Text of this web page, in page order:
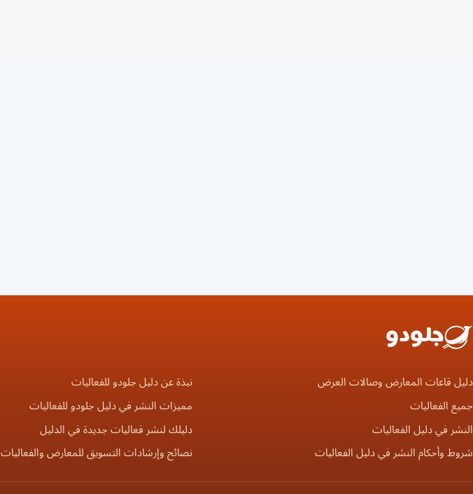
دليل قاعات المعارض وصالات العرض
جميع الفعاليات
النشر في دليل الفعاليات
شروط وأحكام النشر في دليل الفعاليات
نبذة عن دليل جلودو للفعاليات
مميزات النشر في دليل جلودو للفعاليات
دليلك لنشر فعاليات جديدة في الدليل
نصائح وإرشادات التسويق للمعارض والفعاليات